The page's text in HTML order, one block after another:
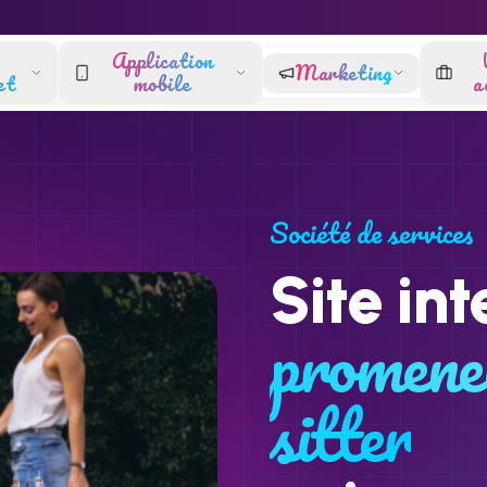
Application
mobile Marketing
Société de services
Site
sitter